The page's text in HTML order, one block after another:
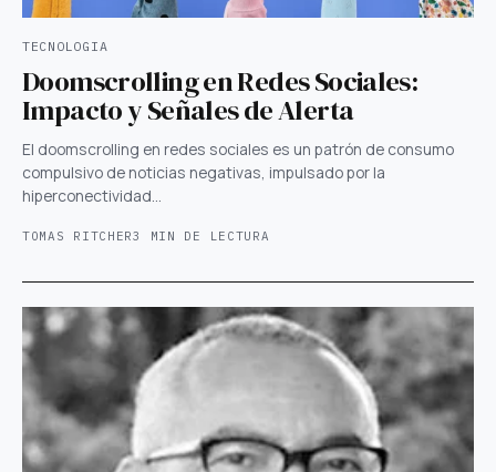
TECNOLOGIA
Doomscrolling en Redes Sociales:
Impacto y Señales de Alerta
El doomscrolling en redes sociales es un patrón de consumo
compulsivo de noticias negativas, impulsado por la
hiperconectividad…
TOMAS RITCHER3 MIN DE LECTURA